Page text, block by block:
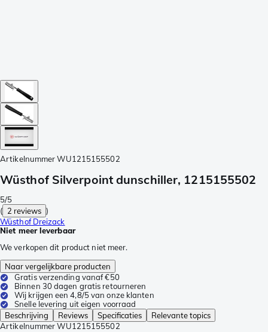
Artikelnummer WU1215155502
Wüsthof Silverpoint dunschiller, 1215155502
5/5
( 2 reviews )
Wüsthof Dreizack
Niet meer leverbaar
We verkopen dit product niet meer.
Naar vergelijkbare producten
Gratis verzending vanaf €50
Binnen 30 dagen gratis retourneren
Wij krijgen een 4,8/5 van onze klanten
Snelle levering uit eigen voorraad
Beschrijving
Reviews Specificaties
Relevante topics
Artikelnummer WU1215155502